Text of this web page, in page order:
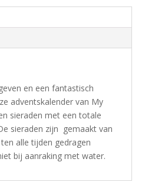
en een fantastisch
adventskalender van My
sieraden met een totale
sieraden zijn gemaakt van
alle tijden gedragen
bij aanraking met water.